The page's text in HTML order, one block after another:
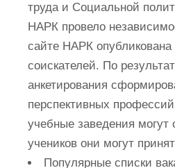
труда и Социальной
НАРК провело
сайте НАРК опубликована
соискателей. По
анкетирования
перспективных
учебные заведения могут
учеников они могут
Популярные списки